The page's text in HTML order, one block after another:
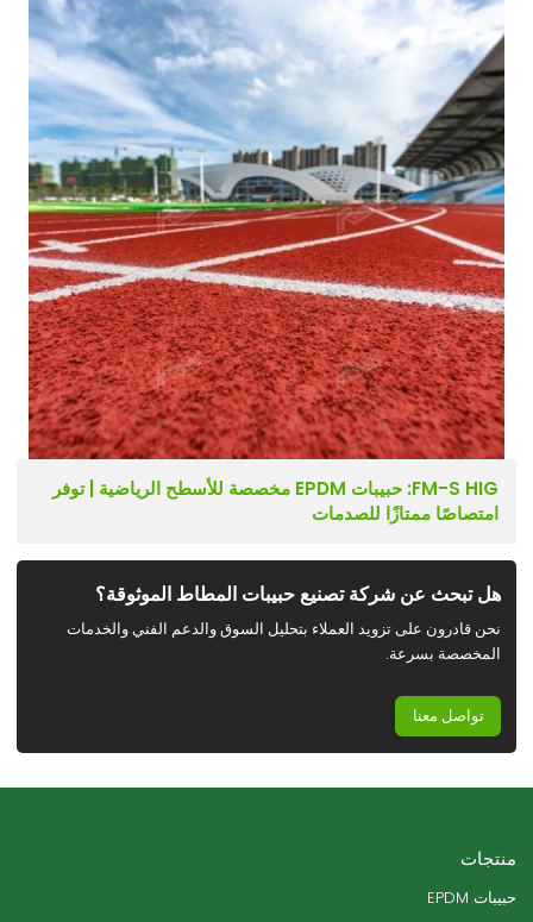
FM-S HIG: حبيبات EPDM مخصصة للأسطح الرياضية | توفر
امتصاصًا ممتازًا للصدمات
هل تبحث عن شركة تصنيع حبيبات المطاط الموثوقة؟
نحن قادرون على تزويد العملاء بتحليل السوق والدعم الفني والخدمات
المخصصة بسرعة.
تواصل معنا
منتجات
حبيبات EPDM